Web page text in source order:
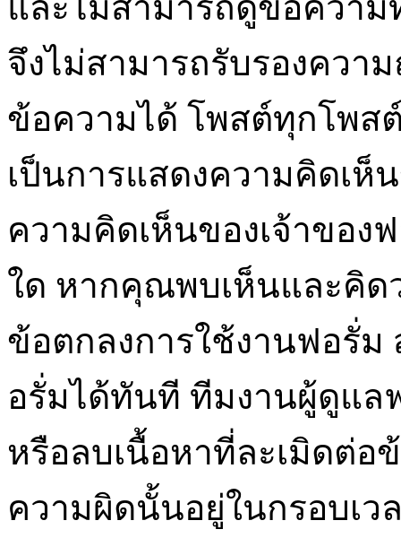
และไม่สามารถดูข้อควา
จึงไม่สามารถรับรองควา
ข้อความได้ โพสต์ทุกโพ
เป็นการแสดงความคิดเห็
ความคิดเห็นของเจ้าของ
ใด หากคุณพบเห็นและคิด
ข้อตกลงการใช้งานฟอรั่
อรั่มได้ทันที ทีมงานผู้ดูแล
หรือลบเนื้อหาที่ละเมิดต่อ
ความผิดนั้นอยู่ในกรอบเว